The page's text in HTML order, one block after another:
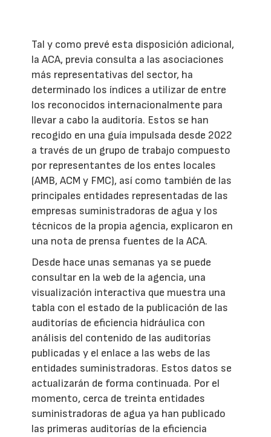
Tal y como prevé esta disposición adicional,
la ACA, previa consulta a las asociaciones
más representativas del sector, ha
determinado los índices a utilizar de entre
los reconocidos internacionalmente para
llevar a cabo la auditoría. Estos se han
recogido en una guía impulsada desde 2022
a través de un grupo de trabajo compuesto
por representantes de los entes locales
(AMB, ACM y FMC), así como también de las
principales entidades representadas de las
empresas suministradoras de agua y los
técnicos de la propia agencia, explicaron en
una nota de prensa fuentes de la ACA.
Desde hace unas semanas ya se puede
consultar en la web de la agencia, una
visualización interactiva que muestra una
tabla con el estado de la publicación de las
auditorías de eficiencia hidráulica con
análisis del contenido de las auditorías
publicadas y el enlace a las webs de las
entidades suministradoras. Estos datos se
actualizarán de forma continuada. Por el
momento, cerca de treinta entidades
suministradoras de agua ya han publicado
las primeras auditorías de la eficiencia